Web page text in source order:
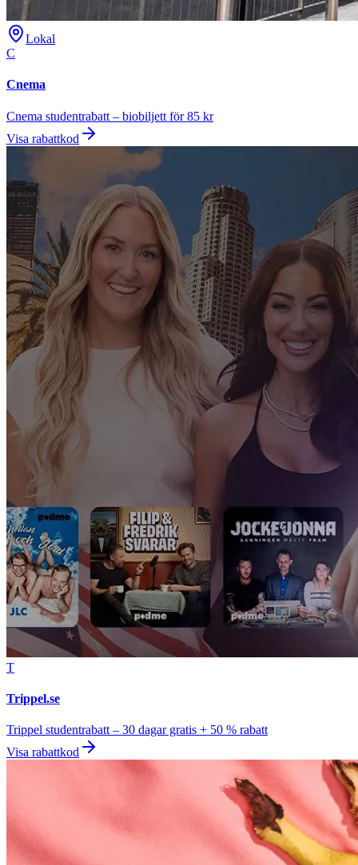
Lokal
C
Cnema
Cnema studentrabatt – biobiljett för 85 kr
Visa rabattkod
T
Trippel.se
Trippel studentrabatt – 30 dagar gratis + 50 % rabatt
Visa rabattkod